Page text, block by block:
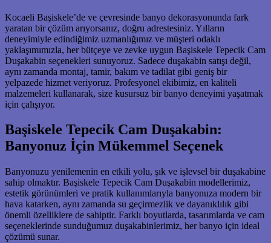
Kocaeli Başiskele’de ve çevresinde banyo dekorasyonunda fark
yaratan bir çözüm arıyorsanız, doğru adrestesiniz. Yılların
deneyimiyle edindiğimiz uzmanlığımız ve müşteri odaklı
yaklaşımımızla, her bütçeye ve zevke uygun Başiskele Tepecik Cam
Duşakabin seçenekleri sunuyoruz. Sadece duşakabin satışı değil,
aynı zamanda montaj, tamir, bakım ve tadilat gibi geniş bir
yelpazede hizmet veriyoruz. Profesyonel ekibimiz, en kaliteli
malzemeleri kullanarak, size kusursuz bir banyo deneyimi yaşatmak
için çalışıyor.
Başiskele Tepecik Cam Duşakabin:
Banyonuz İçin Mükemmel Seçenek
Banyonuzu yenilemenin en etkili yolu, şık ve işlevsel bir duşakabine
sahip olmaktır. Başiskele Tepecik Cam Duşakabin modellerimiz,
estetik görünümleri ve pratik kullanımlarıyla banyonuza modern bir
hava katarken, aynı zamanda su geçirmezlik ve dayanıklılık gibi
önemli özelliklere de sahiptir. Farklı boyutlarda, tasarımlarda ve cam
seçeneklerinde sunduğumuz duşakabinlerimiz, her banyo için ideal
çözümü sunar.